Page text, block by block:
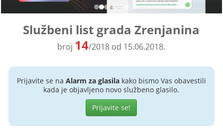
Službeni list grada Zrenjanina
broj 14/2018 od 15.06.2018.
Prijavite se na Alarm za glasilakako bismo Vas obavestili
kada je objavljeno novo službeno glasilo.
Prijavite se!